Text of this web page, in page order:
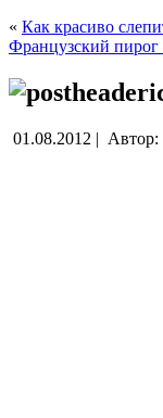
« Как красиво
Французский пирог
01.08.2012 | Автор: